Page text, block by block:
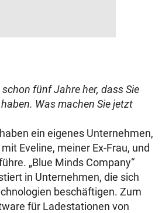
fünf Jahre her, dass Sie
Was machen Sie jetzt
ein eigenes Unternehmen,
Eveline, meiner Ex-Frau, und
„Blue Minds Company“
in Unternehmen, die sich
beschäftigen. Zum
für Ladestationen von